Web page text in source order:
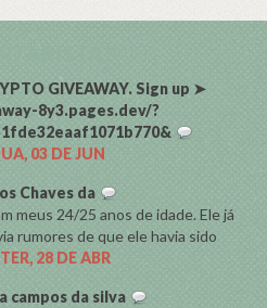
GIVEAWAY. Sign up ➤
8y3.pages.dev/?
03 DE JUN
Chaves da
meus 24/25 anos de idade. Ele já
rumores de que ele havia sido
TER, 28 DE ABR
campos da silva